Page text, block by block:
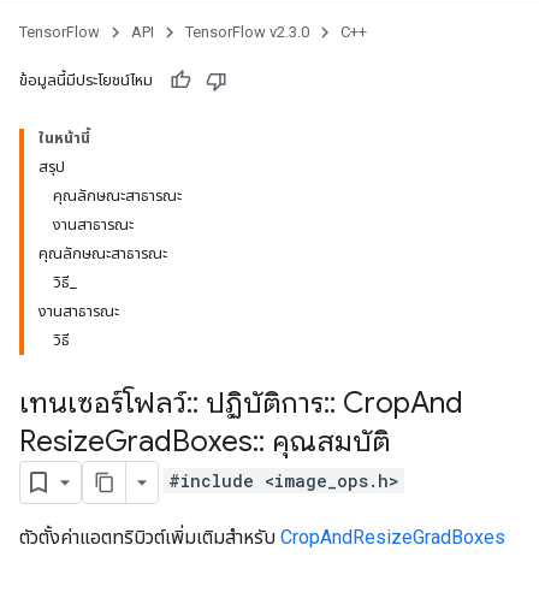
TensorFlow API TensorFlow v2.3.0 C++
ข้อมูลนี้มีประโยชน์ไหม
ในหน้านี้
สรุป
คุณลักษณะสาธารณะ
งานสาธารณะ
คุณลักษณะสาธารณะ
วิธี_
งานสาธารณะ
วิธี
เทนเซอร์โฟลว์:: ปฏิบัติการ:: CropAnd
ResizeGradBoxes:: คุณสมบัติ
#include <image_ops.h>
ตัวตั้งค่าแอตทริบิวต์เพิ่มเติมสำหรับ CropAndResizeGradBoxes